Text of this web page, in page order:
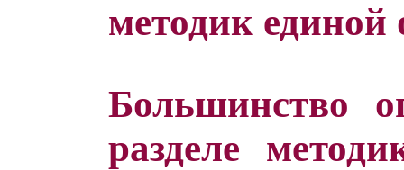
методик
Большинство
разделе